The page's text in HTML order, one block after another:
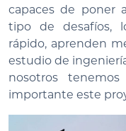
capaces de poner
tipo de desafíos,
rápido, aprenden
estudio de
nosotros
importante este